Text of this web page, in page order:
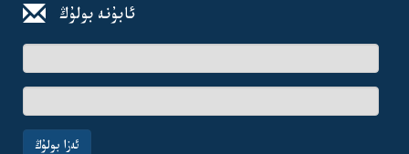
ئابۇنە بولۇڭ
ئىسىم-
فامىلىڭىز
ئېلخەت
ئادرىسىڭىز
ئەزا بولۇڭ